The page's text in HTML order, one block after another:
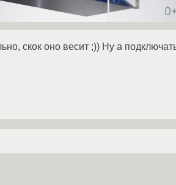
скок оно весит ;)) Ну а